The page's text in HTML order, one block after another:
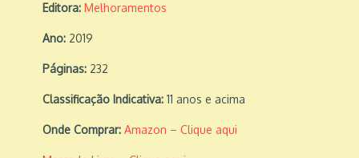
Editora: Melhoramentos
Ano: 2019
Páginas:232
Classificação Indicativa: 11 anos e acima
Onde Comprar: Amazon – Clique aqui